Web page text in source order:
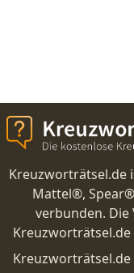
Kreuzworträtsel.de
Mattel®,
verbunden.